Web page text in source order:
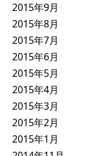
2015年9月
2015年8月
2015年7月
2015年6月
2015年5月
2015年4月
2015年3月
2015年2月
2015年1月